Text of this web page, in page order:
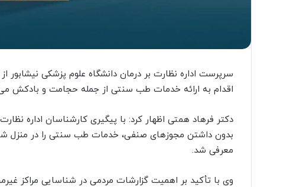
سرپرست اداره نظارت بر درمان دانشگاه علوم پزشکی نیشابور
اقدام به ارائه خدمات طب سنتی از جمله حجامت و بادکش
دکتر فرهاد همتی اظهار کرد: با پیگیری کارشناسان اداره
بدون داشتن مجوزهای صنفی، خدمات طب سنتی را در منزل
معرفی شد.
وی با تأکید بر اهمیت گزارشات مردمی در شناسایی مراکز